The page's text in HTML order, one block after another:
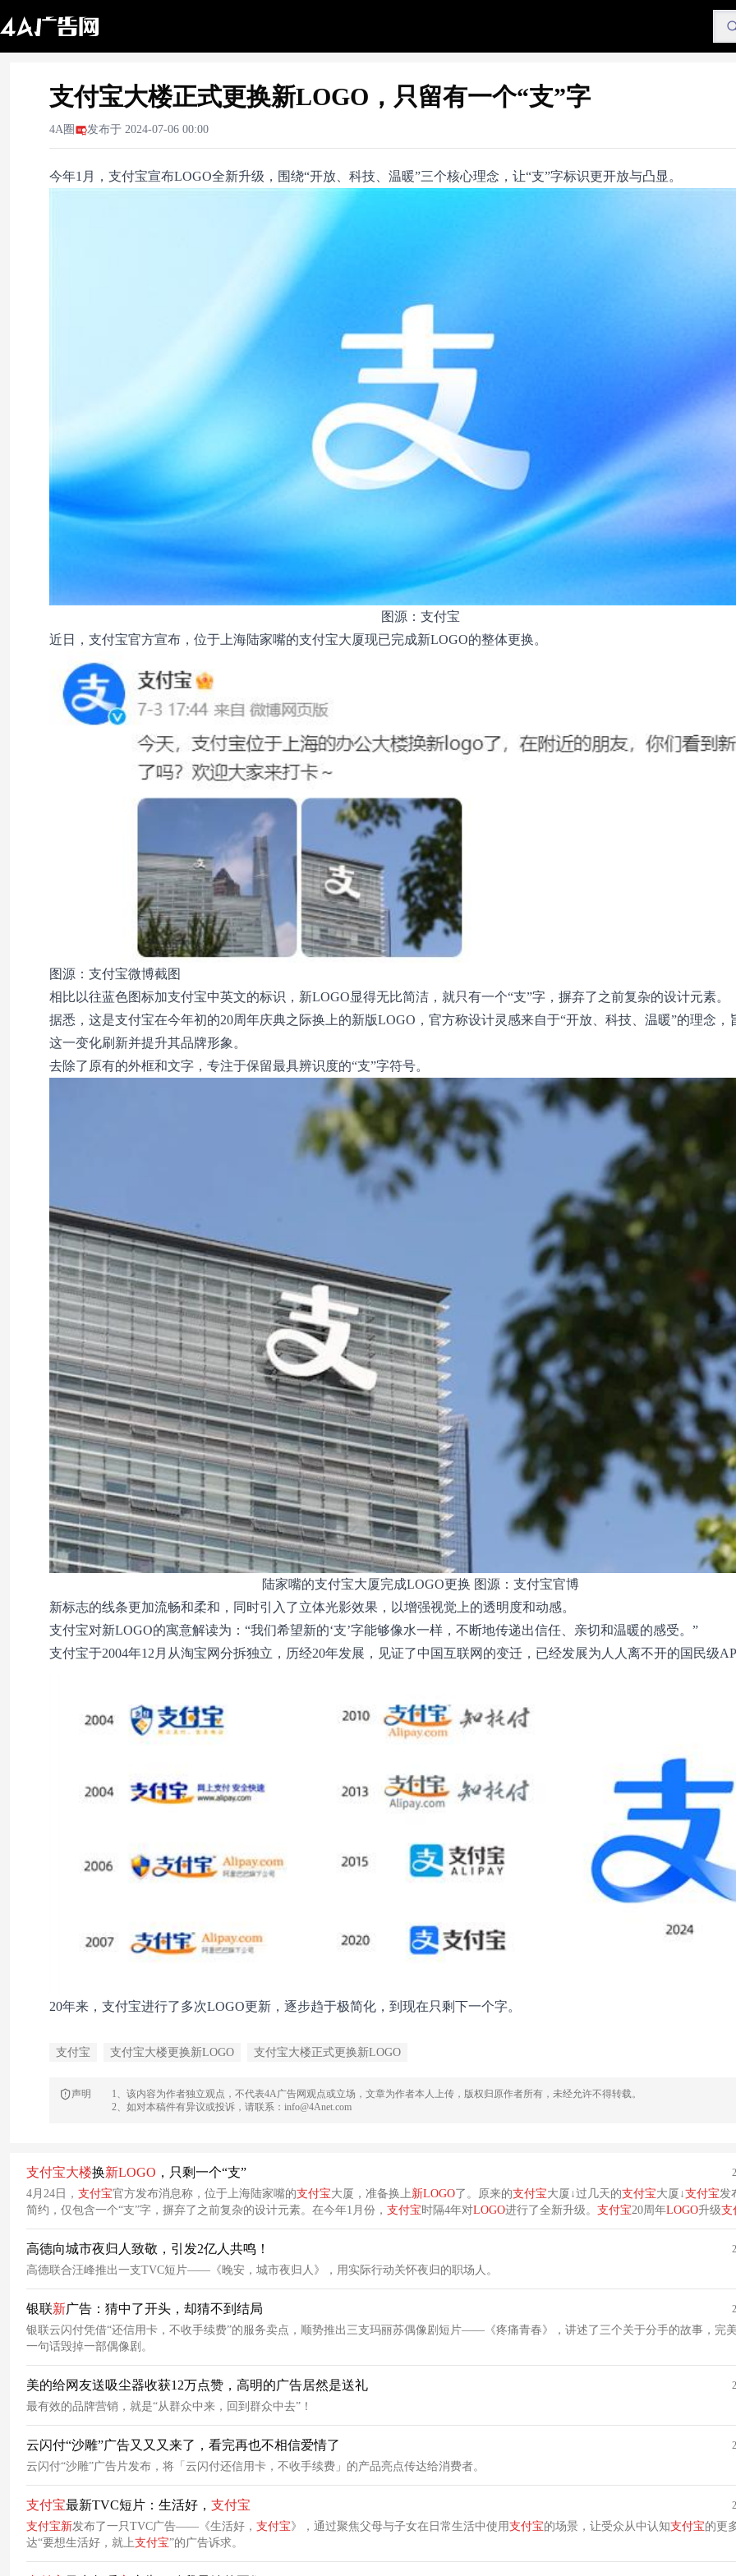
支付宝大楼正式更换新LOGO，只留有一个“支”字
4A圈 发布于 2024-07-06 00:00
今年1月，支付宝宣布LOGO全新升级，围绕“开放、科技、温暖”三个核心理念，让“支”字标识更开放与凸显。
图源：支付宝
近日，支付宝官方宣布，位于上海陆家嘴的支付宝大厦现已完成新LOGO的整体更换。
图源：支付宝微博截图
相比以往蓝色图标加支付宝中英文的标识，新LOGO显得无比简洁，就只有一个“支”字，摒弃了之前复杂的设计元素。
据悉，这是支付宝在今年初的20周年庆典之际换上的新版LOGO，官方称设计灵感来自于“开放、科技、温暖”的理念，
这一变化刷新并提升其品牌形象。
去除了原有的外框和文字，专注于保留最具辨识度的“支”字符号。
陆家嘴的支付宝大厦完成LOGO更换 图源：支付宝官博
新标志的线条更加流畅和柔和，同时引入了立体光影效果，以增强视觉上的透明度和动感。
支付宝对新LOGO的寓意解读为：“我们希望新的‘支’字能够像水一样，不断地传递出信任、亲切和温暖的感受。”
支付宝于2004年12月从淘宝网分拆独立，历经20年发展，见证了中国互联网的变迁，已经发展为人人离不开的国民级
20年来，支付宝进行了多次LOGO更新，逐步趋于极简化，到现在只剩下一个字。
支付宝 支付宝大楼更换新LOGO 支付宝大楼正式更换新LOGO
声明
1、该内容为作者独立观点，不代表4A广告网观点或立场，文章为作者本人上传，版权归原作者所有，未经允许不得转载。
2、如对本稿件有异议或投诉，请联系：info@4Anet.com
支付宝大楼换新LOGO ，只剩一个“支”
4月24日， 支付宝官方发布消息称，位于上海陆家嘴的支付宝大厦，准备换上新LOGO了。原来的支付宝大厦↓过几天的支付宝大厦↓支付宝发
简约，仅包含一个“支”字，摒弃了之前复杂的设计元素。在今年1月份， 支付宝时隔4年对LOGO进行了全新升级。 支付宝20周年LOGO升级支
掉了外框与文字，仅保留最具辨识度的“支”字标识，整体的线条更流畅现代，并引入立体光，增加通透感和流动感。
高德向城市夜归人致敬，引发2亿人共鸣！
高德联合汪峰推出一支TVC短片——《晚安，城市夜归人》，用实际行动关怀夜归的职场人。
银联新广告：猜中了开头，却猜不到结局
银联云闪付凭借“还信用卡，不收手续费”的服务卖点，顺势推出三支玛丽苏偶像剧短片——《疼痛青春》，讲述了三个关于分手的故事，完
一句话毁掉一部偶像剧。
美的给网友送吸尘器收获12万点赞，高明的广告居然是送礼
最有效的品牌营销，就是“从群众中来，回到群众中去”！
云闪付“沙雕”广告又又又来了，看完再也不相信爱情了
云闪付“沙雕”广告片发布，将「云闪付还信用卡，不收手续费」的产品亮点传达给消费者。
支付宝最新TVC短片：生活好， 支付宝
支付宝新发布了一只TVC广告——《生活好， 支付宝》，通过聚焦父母与子女在日常生活中使用支付宝的场景，让受众从中认知支付宝的更
达“要想生活好，就上支付宝”的广告诉求。